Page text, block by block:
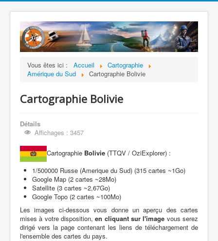
Vous êtes ici : Accueil
Cartographie
Amérique du Sud
Cartographie Bolivie
Cartographie Bolivie
Détails
Affichages : 3457
Cartographie Bolivie (TTQV / OziExplorer) :
1/500000 Russe (Amerique du Sud) (315 cartes ~1Go)
Google Map (2 cartes ~28Mo)
Satellite (3 cartes ~2,67Go)
Google Topo (2 cartes ~100Mo)
Les images ci-dessous vous donne un aperçu des cartes
mises à votre disposition,en cliquant sur l'image vous serez
dirigé vers la page contenant les liens de téléchargement de
l'ensemble des cartes du pays.